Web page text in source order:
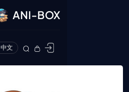
ANI-BOX
中文
ปิด
ONE PIECE
Cardgame